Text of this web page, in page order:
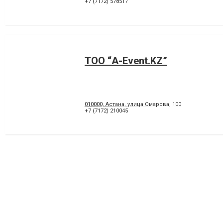
ТОО “А-Event.KZ”
010000, Астана, улица Омарова, 100
+7 (7172) 210045